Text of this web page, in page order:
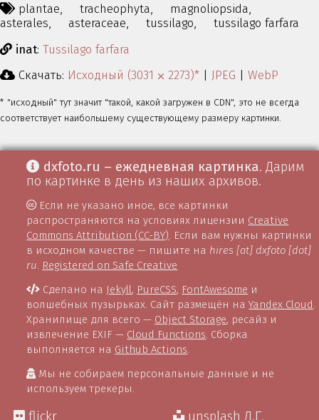
plantae,
tracheophyta,
magnoliopsida,
asterales,
asteraceae, tussilago,
tussilago farfara
inat: Tussilago farfara
Скачать: Исходный (3031 ⨉ 2273)* JPEG WebP
* "исходный" тут значит "такой, какой загружен в CDN", это не всегда
соответствует наибольшему существующему размеру картинки.
dxfoto.ru – ежедневная картинка. Дарим
по картинке в день из наших архивов.
Если не указано иное, все картинки
распространяются на условиях лицензии Creative
Commons Attribution (CC-BY). Если вам нужны картинки
в исходном качестве — пишите на hires [at] dxfoto [dot]
ru. Registered on Safe Creative
Сделано на Jekyll, PureCSS, FontAwesome и
волшебных пузырьках. Сайт размещён наYandex Cloud.
Хранилище для всего — Object Storage, ресайз и
извлечение EXIF — Cloud Functions. Сборка
выполняется на Github Actions.
Мы не собираем персональные данные и не
используем трекеры.
flickr unsplash Д.Г.